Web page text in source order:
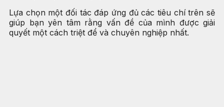
Lựa chọn một đối tác đáp ứng đủ các tiêu chí trên sẽ
giúp bạn yên tâm rằng vấn đề của mình được giải
quyết một cách triệt để và chuyên nghiệp nhất.